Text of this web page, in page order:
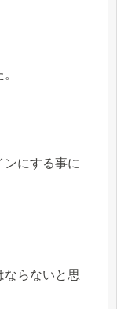
にする事に
ならないと思